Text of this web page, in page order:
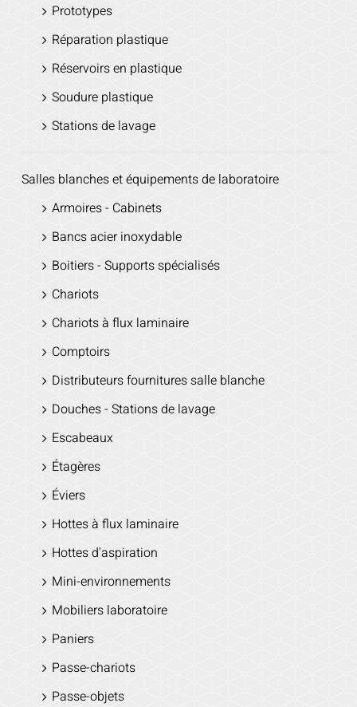
Prototypes
Réparation plastique
Réservoirs en plastique
Soudure plastique
Stations de lavage
Salles blanches et équipements de laboratoire
Armoires - Cabinets
Bancs acier inoxydable
Boitiers - Supports spécialisés
Chariots
Chariots à flux laminaire
Comptoirs
Distributeurs fournitures salle blanche
Douches - Stations de lavage
Escabeaux
Étagères
Éviers
Hottes à flux laminaire
Hottes d'aspiration
Mini-environnements
Mobiliers laboratoire
Paniers
Passe-chariots
Passe-objets